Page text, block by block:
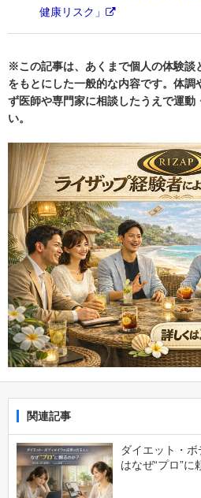
健康リスク」
※この記事は、あくまで個人の体験談
をもとにした一般的な内容です。体
ず医師や専門家に相談したうえで運動
い。
関連記事
ダイエット・
はなぜ“プロ”に